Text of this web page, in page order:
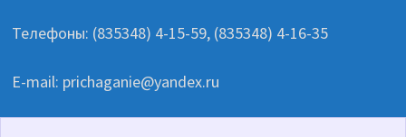
Телефоны: (835348) 4-15-59, (835348) 4-16-35
E-mail: prichaganie@yandex.ru